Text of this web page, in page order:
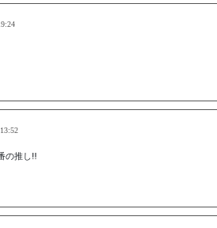
の推し‼